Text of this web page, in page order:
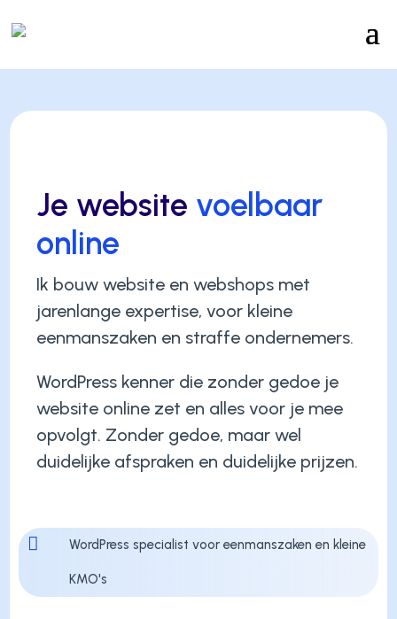
Je website voelbaar
online
Ik bouw website en webshops met
jarenlange expertise, voor kleine
eenmanszaken en straffe ondernemers.
WordPress kenner die zonder gedoe je
website online zet en alles voor je mee
opvolgt. Zonder gedoe, maar wel
duidelijke afspraken en duidelijke prijzen.
 WordPress specialist voor eenmanszaken en kleine
KMO's